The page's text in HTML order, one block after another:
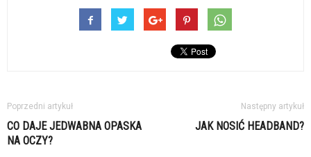
Poprzedni artykuł
CO DAJE JEDWABNA OPASKA
NA OCZY?
Następny artykuł
JAK NOSIĆ HEADBAND?